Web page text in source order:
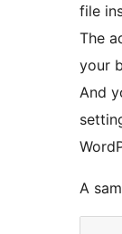
file
The
your
And
A